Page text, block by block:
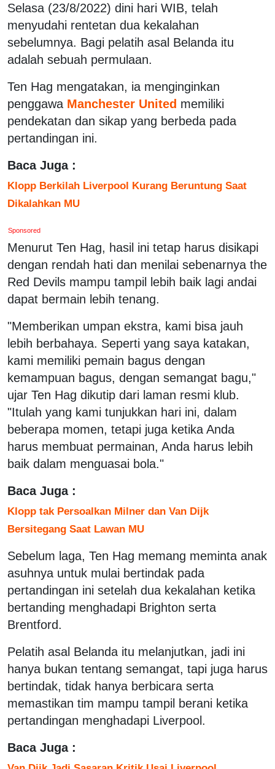
Selasa (23/8/2022) dini hari WIB, telah
menyudahi rentetan dua kekalahan
sebelumnya. Bagi pelatih asal Belanda itu
adalah sebuah permulaan.
Ten Hag mengatakan, ia menginginkan
penggawa Manchester United memiliki
pendekatan dan sikap yang berbeda pada
pertandingan ini.
Baca Juga :
Klopp Berkilah Liverpool Kurang Beruntung Saat
Dikalahkan MU
Sponsored
Menurut Ten Hag, hasil ini tetap harus disikapi
dengan rendah hati dan menilai sebenarnya the
Red Devils mampu tampil lebih baik lagi andai
dapat bermain lebih tenang.
"Memberikan umpan ekstra, kami bisa jauh
lebih berbahaya. Seperti yang saya katakan,
kami memiliki pemain bagus dengan
kemampuan bagus, dengan semangat bagu,"
ujar Ten Hag dikutip dari laman resmi klub.
"Itulah yang kami tunjukkan hari ini, dalam
beberapa momen, tetapi juga ketika Anda
harus membuat permainan, Anda harus lebih
baik dalam menguasai bola."
Baca Juga :
Klopp tak Persoalkan Milner dan Van Dijk
Bersitegang Saat Lawan MU
Sebelum laga, Ten Hag memang meminta anak
asuhnya untuk mulai bertindak pada
pertandingan ini setelah dua kekalahan ketika
bertanding menghadapi Brighton serta
Brentford.
Pelatih asal Belanda itu melanjutkan, jadi ini
hanya bukan tentang semangat, tapi juga harus
bertindak, tidak hanya berbicara serta
memastikan tim mampu tampil berani ketika
pertandingan menghadapi Liverpool.
Baca Juga :